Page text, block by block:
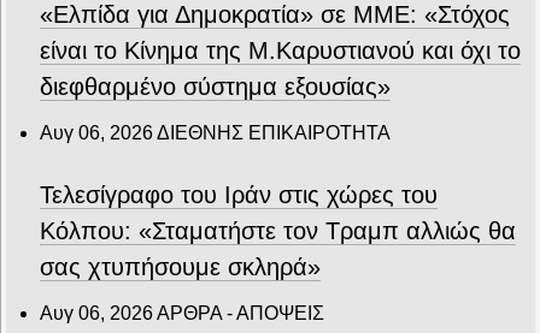
«Ελπίδα για Δημοκρατία» σε ΜΜΕ: «Στόχος
είναι το Κίνημα της Μ.Καρυστιανού και όχι το
διεφθαρμένο σύστημα εξουσίας»
Αυγ 06, 2026ΔΙΕΘΝΗΣ ΕΠΙΚΑΙΡΟΤΗΤΑ
Τελεσίγραφο του Ιράν στις χώρες του
Κόλπου: «Σταματήστε τον Τραμπ αλλιώς θα
σας χτυπήσουμε σκληρά»
Αυγ 06, 2026ΑΡΘΡΑ - ΑΠΟΨΕΙΣ